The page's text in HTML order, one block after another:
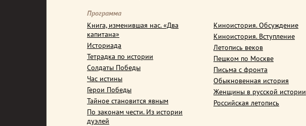
Программа
Книга, изменившая нас. «Два
капитана»
Историада
Тетрадка по истории
Солдаты Победы
Час истины
Герои Победы
Тайное становится явным
По законам чести. Из истории
дуэлей
Киноистория. Обсуждение
Киноистория. Вступление
Летопись веков
Пешком по Москве
Письма с фронта
Обыкновенная история
Женщины в русской истории
Российская летопись